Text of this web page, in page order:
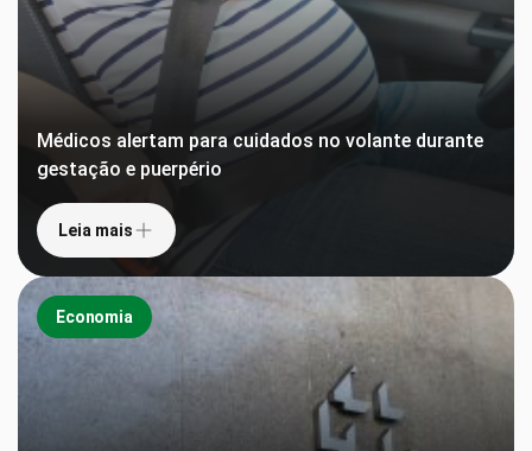
Médicos alertam para cuidados no volante durante
gestação e puerpério
Leia mais
Economia